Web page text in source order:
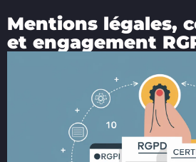
Mentions légales,
et engagement